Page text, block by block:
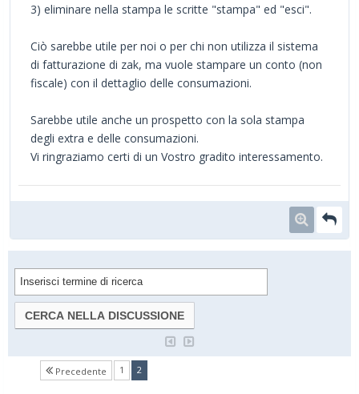
3) eliminare nella stampa le scritte "stampa" ed "esci".
Ciò sarebbe utile per noi o per chi non utilizza il sistema
di fatturazione di zak, ma vuole stampare un conto (non
fiscale) con il dettaglio delle consumazioni.
Sarebbe utile anche un prospetto con la sola stampa
degli extra e delle consumazioni.
Vi ringraziamo certi di un Vostro gradito interessamento.
Precedente 1 2(current)